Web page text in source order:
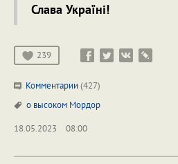
Слава Україні!
239
Комментарии (427)
о высоком Мордор
18.05.2023
08:00